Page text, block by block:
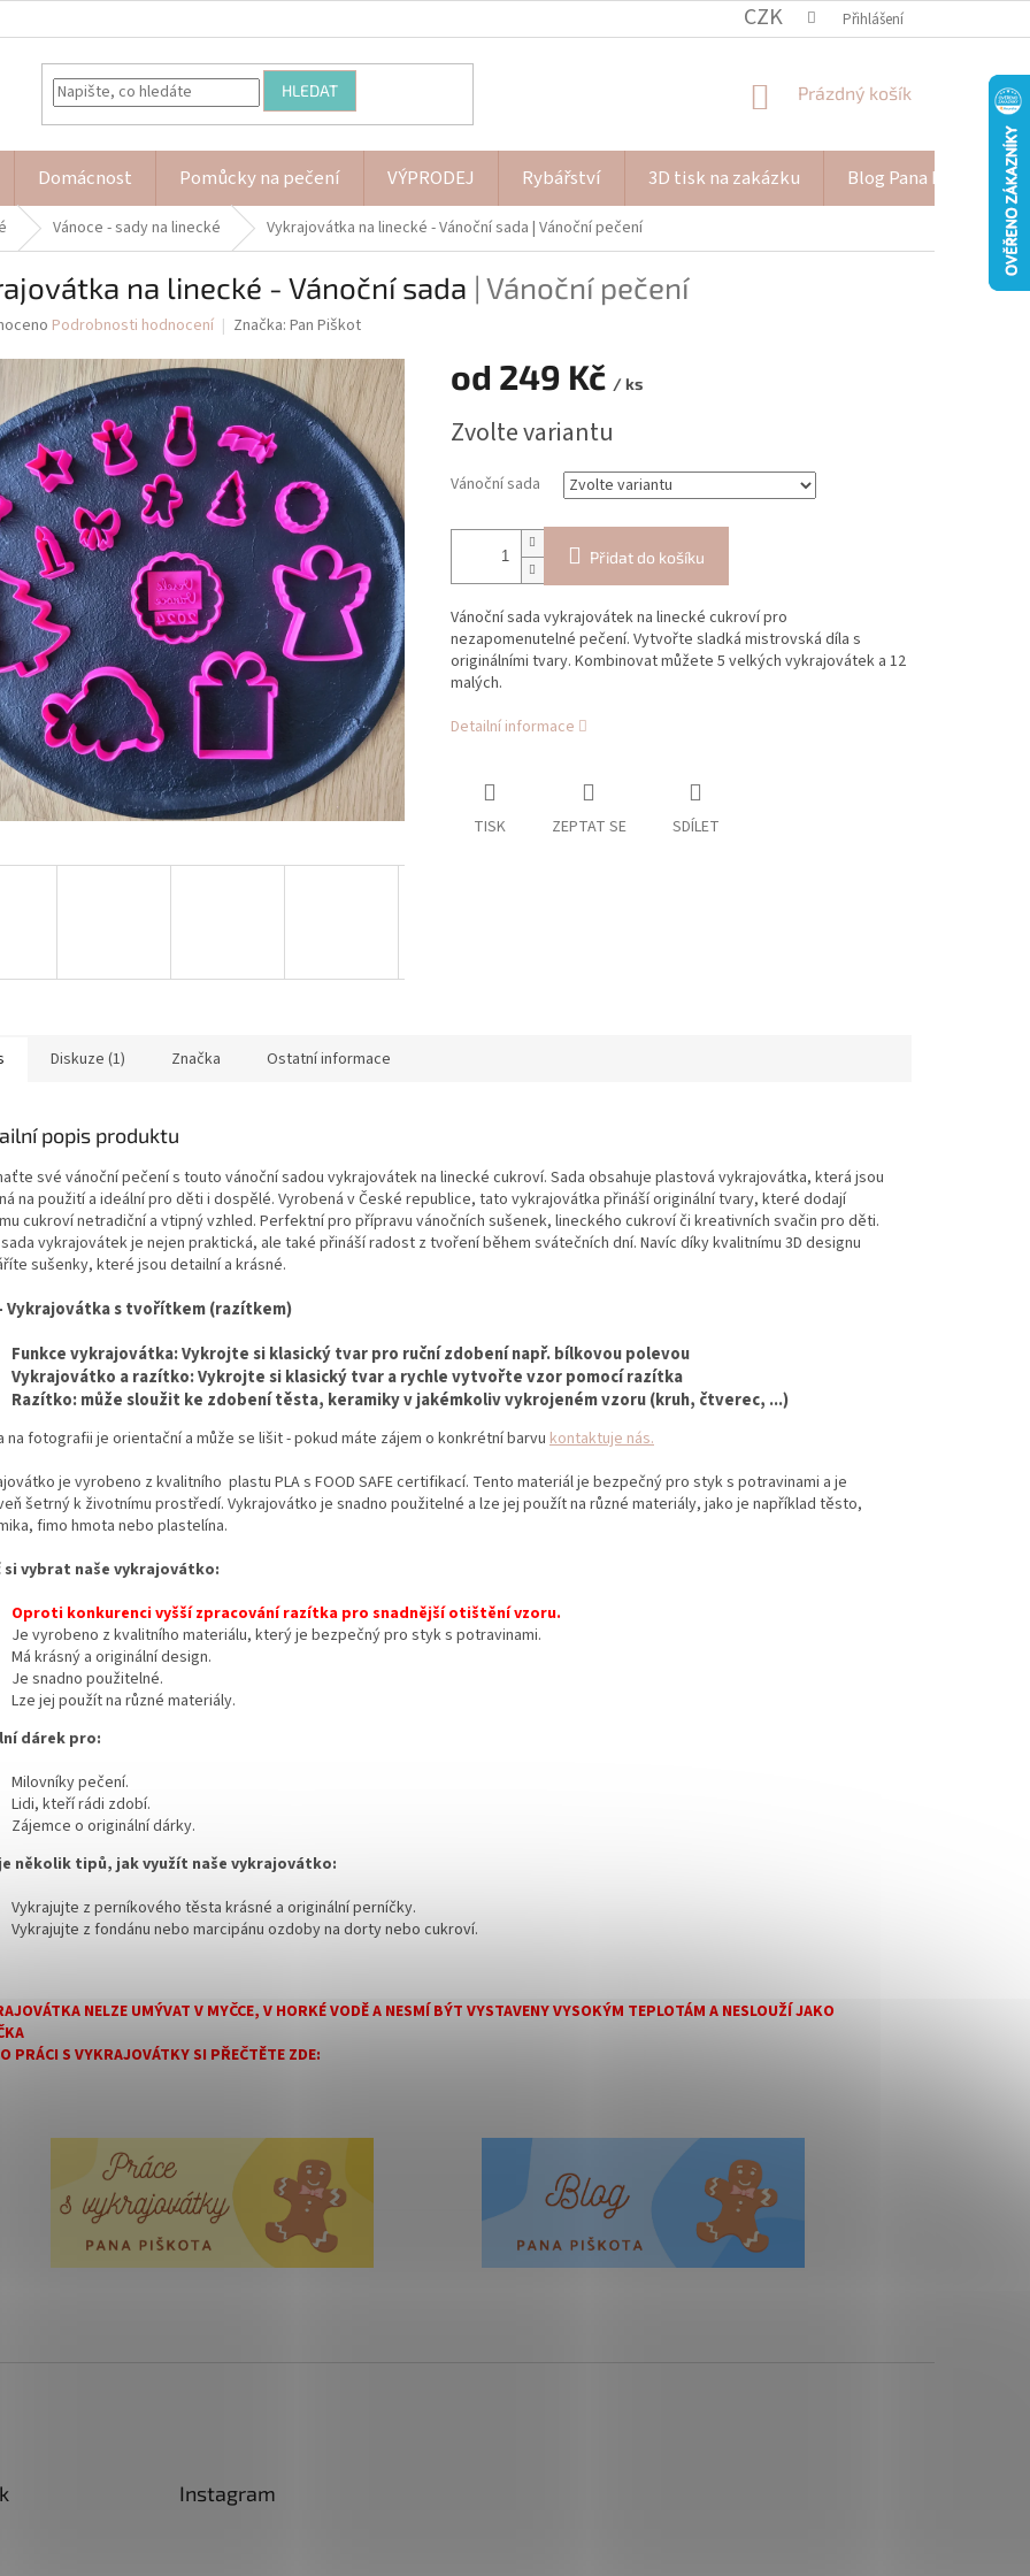
CZK Přihlášení
HLEDAT
NÁKUPNÍ
Prázdný košík
Domácnost Pomůcky na pečení VÝPRODEJ Rybářství 3D tisk na zakázku Blog Pana Piškota
Vánoce - sady na linecké Vykrajovátka na linecké - Vánoční sada | Vánoční pečení
na linecké - Vánoční sada | Vánoční pečení
Podrobnosti hodnocení Značka: Pan Piškot
od 249 Kč / ks
cena:
Zvolte variantu
Vánoční sada
Přidat do košíku
Vánoční sada vykrajovátek na linecké cukroví pro
nezapomenutelné pečení. Vytvořte sladká mistrovská díla s
originálními tvary. Kombinovat můžete 5 velkých vykrajovátek a 12
malých.
Detailní informace
TISK ZEPTAT SE SDÍLET
Diskuze (1) Značka Ostatní informace
popis produktu
své vánoční pečení s touto vánoční sadou vykrajovátek na linecké cukroví. Sada obsahuje plastová vykrajovátka, která jsou
na použití a ideální pro děti i dospělé. Vyrobená v České republice, tato vykrajovátka přináší originální tvary, které dodají
cukroví netradiční a vtipný vzhled. Perfektní pro přípravu vánočních sušenek, lineckého cukroví či kreativních svačin pro děti.
vykrajovátek je nejen praktická, ale také přináší radost z tvoření během svátečních dní. Navíc díky kvalitnímu 3D designu
sušenky, které jsou detailní a krásné.
Vykrajovátka s tvořítkem (razítkem)
Funkce vykrajovátka: Vykrojte si klasický tvar pro ruční zdobení např. bílkovou polevou
Vykrajovátko a razítko: Vykrojte si klasický tvar a rychle vytvořte vzor pomocí razítka
Razítko: může sloužit ke zdobení těsta, keramiky v jakémkoliv vykrojeném vzoru (kruh, čtverec, ...)
na fotografii je orientační a může se lišit - pokud máte zájem o konkrétní barvu kontaktuje nás.
je vyrobeno z kvalitního plastu PLA s FOOD SAFE certifikací. Tento materiál je bezpečný pro styk s potravinami a je
šetrný k životnímu prostředí. Vykrajovátko je snadno použitelné a lze jej použít na různé materiály, jako je například těsto,
fimo hmota nebo plastelína.
si vybrat naše vykrajovátko:
Oproti konkurenci vyšší zpracování razítka pro snadnější otištění vzoru.
Je vyrobeno z kvalitního materiálu, který je bezpečný pro styk s potravinami.
Má krásný a originální design.
Je snadno použitelné.
Lze jej použít na různé materiály.
dárek pro:
Milovníky pečení.
Lidi, kteří rádi zdobí.
Zájemce o originální dárky.
několik tipů, jak využít naše vykrajovátko:
Vykrajujte z perníkového těsta krásné a originální perníčky.
Vykrajujte z fondánu nebo marcipánu ozdoby na dorty nebo cukroví.
NELZE UMÝVAT V MYČCE, V HORKÉ VODĚ A NESMÍ BÝT VYSTAVENY VYSOKÝM TEPLOTÁM A NESLOUŽÍ JAKO
PRÁCI S VYKRAJOVÁTKY SI PŘEČTĚTE ZDE:
Instagram